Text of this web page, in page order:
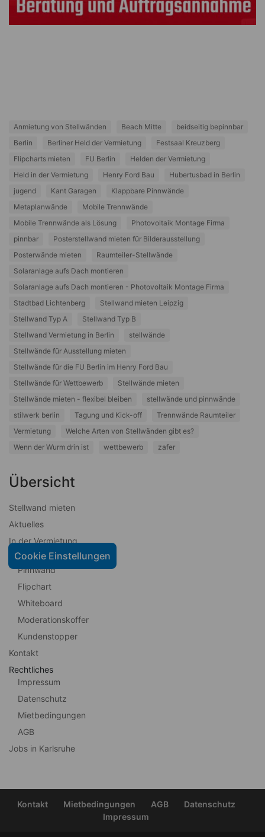
Cookie Einstellungen
Anmietung von Stellwänden Beach Mitte
beidseitig bepinnbar
Berlin
Berliner Held der Vermietung
Festsaal Kreuzberg
Flipcharts mieten
FU Berlin
Helden der Vermietung
Held in der Vermietung
Henry Ford Bau
Hubertusbad in Berlin
jugend
Kant Garagen
Klappbare Pinnwände
Metaplanwände
Mobile Trennwände
Mobile Trennwände als Lösung
Photovoltaik Montage Firma
pinnbar
Posterstellwand mieten für Bilderausstellung
Posterwände mieten
Raumteiler-Stellwände
Solaranlage aufs Dach montieren
Solaranlage aufs Dach montieren - Photovoltaik Montage Firma
Stadtbad Lichtenberg
Stellwand mieten Leipzig
Stellwand Typ A
Stellwand Typ B
Stellwand Vermietung in Berlin
stellwände
Stellwände für Ausstellung mieten
Stellwände für die FU Berlin im Henry Ford Bau
Stellwände für Wettbewerb
Stellwände mieten
Stellwände mieten - flexibel bleiben
stellwände und pinnwände
stilwerk berlin
Tagung und Kick-off
Trennwände Raumteiler
Vermietung
Welche Arten von Stellwänden gibt es?
Wenn der Wurm drin ist
wettbewerb zafer
Übersicht
Stellwand mieten
Aktuelles
In der Vermietung
Stellwand
Pinnwand
Flipchart
Whiteboard
Moderationskoffer
Kundenstopper
Kontakt
Rechtliches
Impressum
Datenschutz
Mietbedingungen
AGB
Jobs in Karlsruhe
Kontakt Mietbedingungen AGB
Datenschutz
Impressum